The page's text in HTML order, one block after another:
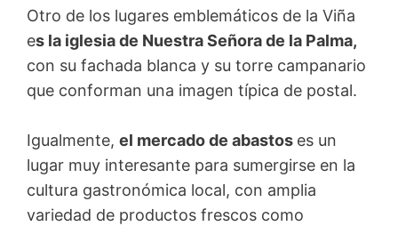
Otro de los lugares emblemáticos de la Viña
es la iglesia de Nuestra Señora de la Palma,
con su fachada blanca y su torre campanario
que conforman una imagen típica de postal.
Igualmente, el mercado de abastos es un
lugar muy interesante para sumergirse en la
cultura gastronómica local, con amplia
variedad de productos frescos como